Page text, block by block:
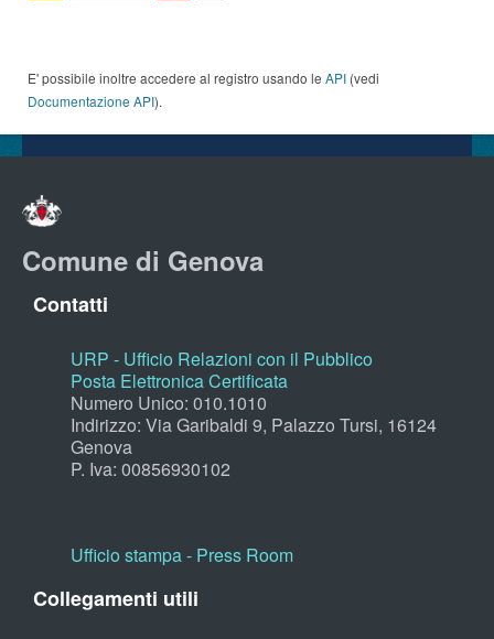
E' possibile inoltre accedere al registro usando le API (vedi
Documentazione API).
Comune di Genova
Contatti
URP - Ufficio Relazioni con il Pubblico
Posta Elettronica Certificata
Numero Unico: 010.1010
Indirizzo: Via Garibaldi 9, Palazzo Tursi, 16124
Genova
P. Iva: 00856930102
Ufficio stampa - Press Room
Collegamenti utili